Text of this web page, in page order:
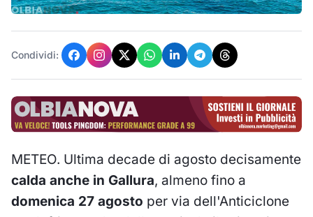
Condividi:
METEO. Ultima decade di agosto decisamente
calda anche in Gallura, almeno fino a
domenica 27 agosto per via dell'Anticiclone